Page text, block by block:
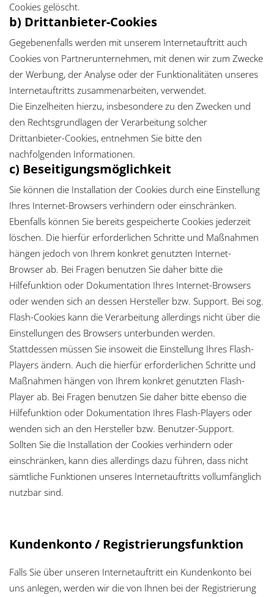
Cookies gelöscht.
b) Drittanbieter-Cookies
Gegebenenfalls werden mit unserem Internetauftritt auch
Cookies von Partnerunternehmen, mit denen wir zum Zwecke
der Werbung, der Analyse oder der Funktionalitäten unseres
Internetauftritts zusammenarbeiten, verwendet.
Die Einzelheiten hierzu, insbesondere zu den Zwecken und
den Rechtsgrundlagen der Verarbeitung solcher
Drittanbieter-Cookies, entnehmen Sie bitte den
nachfolgenden Informationen.
c) Beseitigungsmöglichkeit
Sie können die Installation der Cookies durch eine Einstellung
Ihres Internet-Browsers verhindern oder einschränken.
Ebenfalls können Sie bereits gespeicherte Cookies jederzeit
löschen. Die hierfür erforderlichen Schritte und Maßnahmen
hängen jedoch von Ihrem konkret genutzten Internet-
Browser ab. Bei Fragen benutzen Sie daher bitte die
Hilfefunktion oder Dokumentation Ihres Internet-Browsers
oder wenden sich an dessen Hersteller bzw. Support. Bei sog.
Flash-Cookies kann die Verarbeitung allerdings nicht über die
Einstellungen des Browsers unterbunden werden.
Stattdessen müssen Sie insoweit die Einstellung Ihres Flash-
Players ändern. Auch die hierfür erforderlichen Schritte und
Maßnahmen hängen von Ihrem konkret genutzten Flash-
Player ab. Bei Fragen benutzen Sie daher bitte ebenso die
Hilfefunktion oder Dokumentation Ihres Flash-Players oder
wenden sich an den Hersteller bzw. Benutzer-Support.
Sollten Sie die Installation der Cookies verhindern oder
einschränken, kann dies allerdings dazu führen, dass nicht
sämtliche Funktionen unseres Internetauftritts vollumfänglich
nutzbar sind.
Kundenkonto / Registrierungsfunktion
Falls Sie über unseren Internetauftritt ein Kundenkonto bei
uns anlegen, werden wir die von Ihnen bei der Registrierung